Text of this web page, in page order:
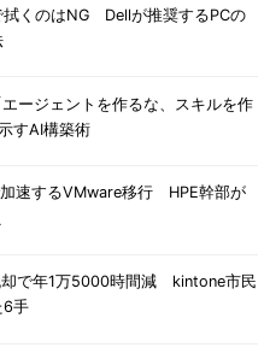
拭くのはNG Dellが推奨するPCの
ージェントを作るな、スキルを作
すAI構築術
速するVMware移行 HPE幹部が
で年1万5000時間減 kintone市民
6手